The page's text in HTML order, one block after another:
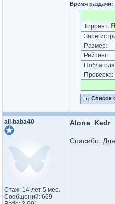
Время раздачи:
Торрент:
Размер:
Рейтинг:
Проверка:
Список
ali-baba40
Стаж: 14 лет 5 мес.
Сообщений: 669
Alone_Kedr
Спасибо.